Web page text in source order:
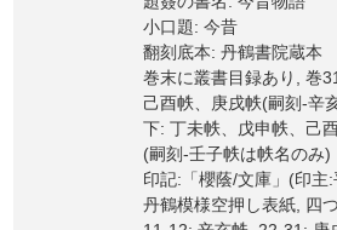
小口題: 今昔
翻刻底本: 丹鶴書院蔵本
巻末に叢書目録あり, 巻
己酉帙、庚戌帙(嗣刻-辛
下: 丁未帙、戊申帙、己
(嗣刻-壬子帙は帙名のみ)
印記:「櫻蔭/文庫」(印主:
丹鶴模様空押し表紙, 四